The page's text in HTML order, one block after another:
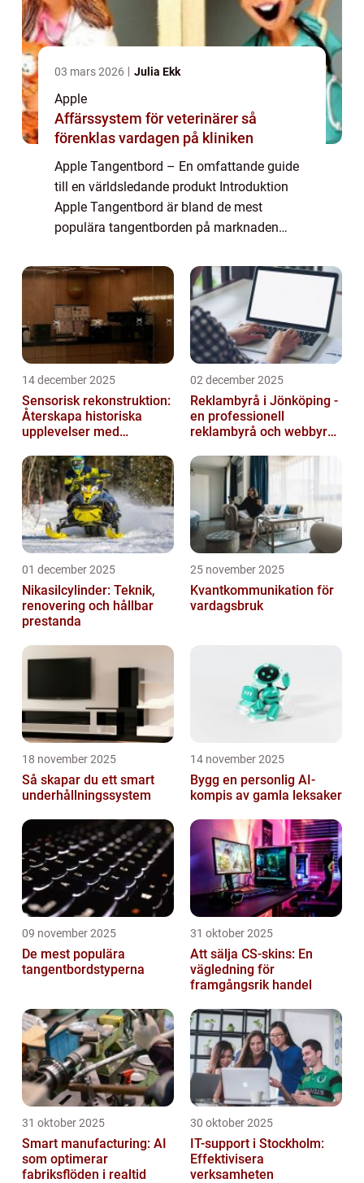
03 mars 2026 Julia Ekk
Apple
Affärssystem för veterinärer så
förenklas vardagen på kliniken
Apple Tangentbord – En omfattande guide
till en världsledande produkt Introduktion
Apple Tangentbord är bland de mest
populära tangentborden på marknaden
eleganta design, högkvalitativa material och
använda...
14 december 2025
Sensorisk rekonstruktion:
Återskapa historiska
upplevelser med
02 december 2025
Reklambyrå i Jönköping -
en professionell
reklambyrå och webbyrå
kommunikati...
01 december 2025
Nikasilcylinder: Teknik,
renovering och hållbar
prestanda
25 november 2025
Kvantkommunikation för
vardagsbruk
18 november 2025
Så skapar du ett smart
underhållningssystem
14 november 2025
Bygg en personlig AI-
kompis av gamla leksaker
09 november 2025
De mest populära
tangentbordstyperna
31 oktober 2025
Att sälja CS-skins: En
vägledning för
framgångsrik handel
31 oktober 2025
Smart manufacturing: AI
som optimerar
fabriksflöden i realtid
30 oktober 2025
IT-support i Stockholm:
Effektivisera
verksamheten